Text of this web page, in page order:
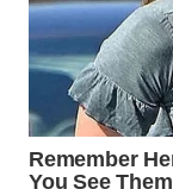
WN
NATUNA
WN
BINTAN